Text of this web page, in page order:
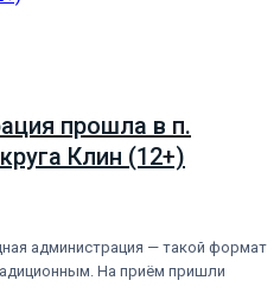
прошла в п.
Клин (12+)
администрация — такой формат
На приём пришли